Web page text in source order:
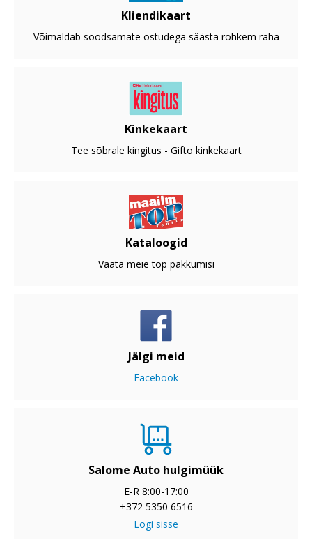
Kliendikaart
Võimaldab soodsamate ostudega säästa rohkem raha
Kinkekaart
Tee sõbrale kingitus - Gifto kinkekaart
Kataloogid
Vaata meie top pakkumisi
Jälgi meid
Facebook
Salome Auto hulgimüük
E-R 8:00-17:00
+372 5350 6516
Logi sisse